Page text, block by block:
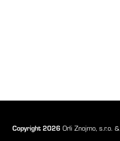
Copyright 2026 Orli Znojmo, s.r.o. &